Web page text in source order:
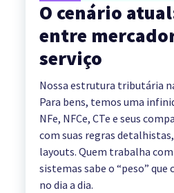
O cenário
entre
serviço
Nossa estrutura tributária
Para bens, temos uma
NFe, NFCe, CTe e seus
com suas regras
layouts. Quem trabalha
sistemas sabe o “peso” que
no dia a dia.